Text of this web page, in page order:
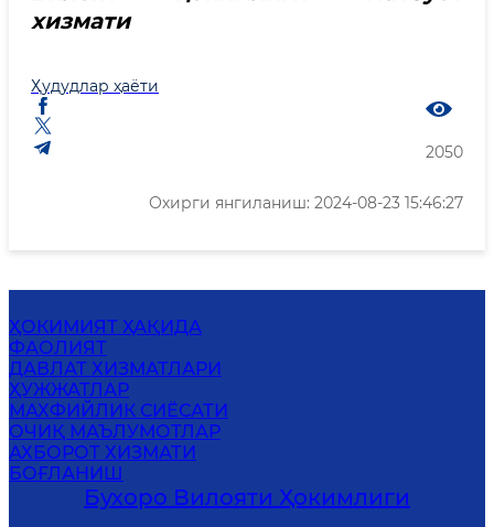
хизмати
Ҳудудлар ҳаёти
2050
Охирги янгиланиш: 2024-08-23 15:46:27
ҲОКИМИЯТ ҲАҚИДА
ФАОЛИЯТ
ДАВЛАТ ХИЗМАТЛАРИ
ҲУЖЖАТЛАР
МАХФИЙЛИК СИЁСАТИ
ОЧИҚ МАЪЛУМОТЛАР
АХБОРОТ ХИЗМАТИ
БОҒЛАНИШ
Бухоро Вилояти Ҳокимлиги